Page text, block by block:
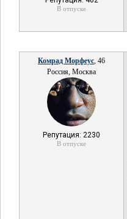
В отпуске
Комрад Морфеус, 46
Россия, Москва
Репутация: 2230
В отпуске